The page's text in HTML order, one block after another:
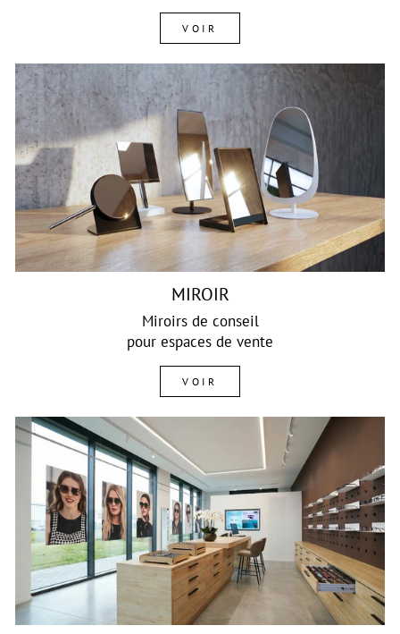
VOIR
MIROIR
Miroirs de conseil
pour espaces de vente
VOIR